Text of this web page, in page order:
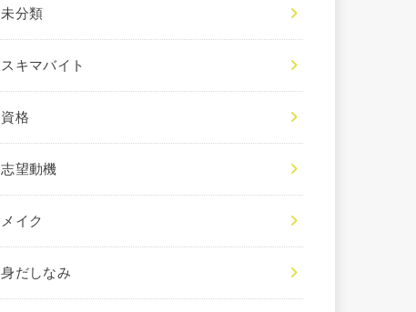
未分類
スキマバイト
資格
志望動機
メイク
身だしなみ